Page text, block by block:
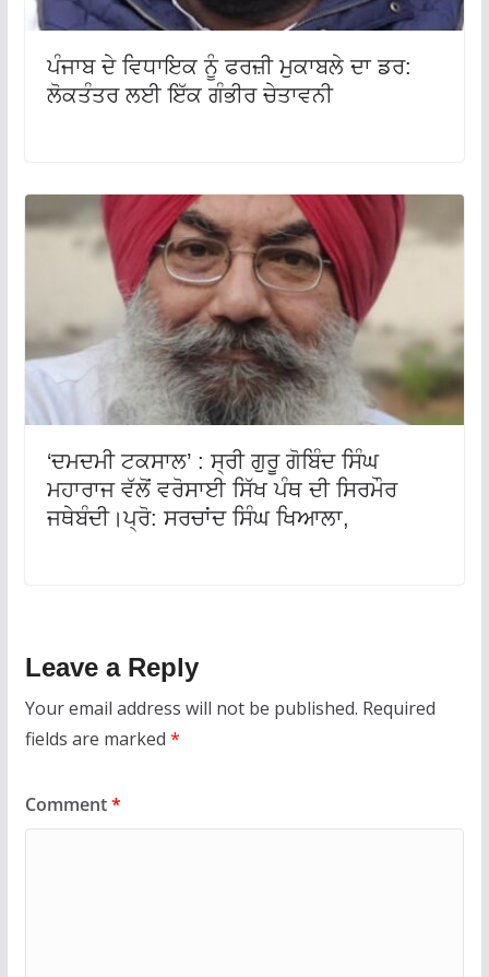
ਪੰਜਾਬ ਦੇ ਵਿਧਾਇਕ ਨੂੰ ਫਰਜ਼ੀ ਮੁਕਾਬਲੇ ਦਾ ਡਰ:
ਲੋਕਤੰਤਰ ਲਈ ਇੱਕ ਗੰਭੀਰ ਚੇਤਾਵਨੀ
‘ਦਮਦਮੀ ਟਕਸਾਲ’ : ਸ੍ਰੀ ਗੁਰੂ ਗੋਬਿੰਦ ਸਿੰਘ
ਮਹਾਰਾਜ ਵੱਲੋਂ ਵਰੋਸਾਈ ਸਿੱਖ ਪੰਥ ਦੀ ਸਿਰਮੌਰ
ਜਥੇਬੰਦੀ।ਪ੍ਰੋ: ਸਰਚਾਂਦ ਸਿੰਘ ਖਿਆਲਾ,
Leave a Reply
Your email address will not be published. Required
fields are marked *
Comment*